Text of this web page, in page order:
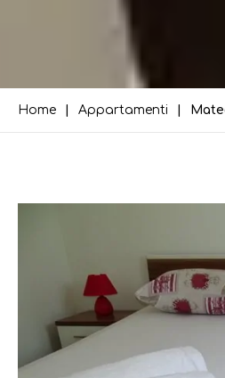
Home Appartamenti